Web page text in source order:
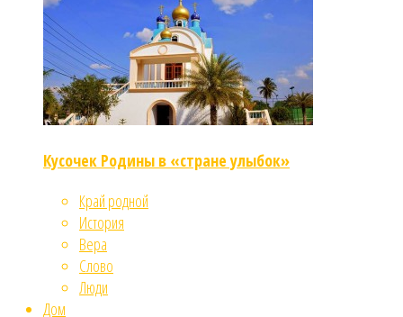
Кусочек Родины в «стране улыбок»
Край родной
История
Вера
Слово
Люди
Дом